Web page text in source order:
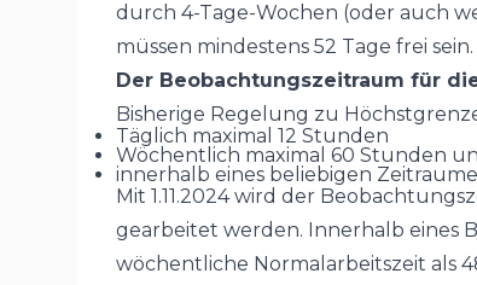
durch 4-Tage-Wochen (oder auch
müssen mindestens 52 Tage frei sein.
Der Beobachtungszeitraum für
Bisherige Regelung zu
Täglich maximal 12 Stunden
Wöchentlich maximal 60 Stunden
innerhalb eines beliebigen
Mit 1.11.2024 wird der
gearbeitet werden. Innerhalb eines
wöchentliche Normalarbeitszeit als